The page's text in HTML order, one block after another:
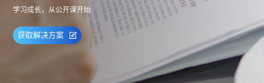
学习成长，从公开课开始
获取解决方案